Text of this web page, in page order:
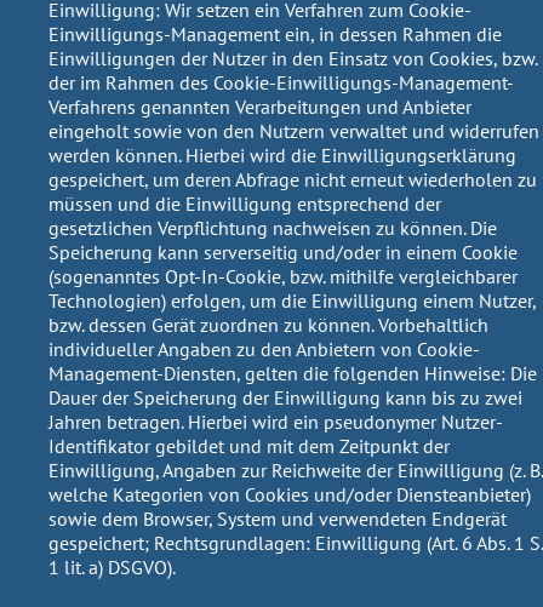
Einwilligung: Wir setzen ein Verfahren zum Cookie-
Einwilligungs-Management ein, in dessen Rahmen die
Einwilligungen der Nutzer in den Einsatz von Cookies, bzw.
der im Rahmen des Cookie-Einwilligungs-Management-
Verfahrens genannten Verarbeitungen und Anbieter
eingeholt sowie von den Nutzern verwaltet und widerrufen
werden können. Hierbei wird die Einwilligungserklärung
gespeichert, um deren Abfrage nicht erneut wiederholen zu
müssen und die Einwilligung entsprechend der
gesetzlichen Verpflichtung nachweisen zu können. Die
Speicherung kann serverseitig und/oder in einem Cookie
(sogenanntes Opt-In-Cookie, bzw. mithilfe vergleichbarer
Technologien) erfolgen, um die Einwilligung einem Nutzer,
bzw. dessen Gerät zuordnen zu können. Vorbehaltlich
individueller Angaben zu den Anbietern von Cookie-
Management-Diensten, gelten die folgenden Hinweise: Die
Dauer der Speicherung der Einwilligung kann bis zu zwei
Jahren betragen. Hierbei wird ein pseudonymer Nutzer-
Identifikator gebildet und mit dem Zeitpunkt der
Einwilligung, Angaben zur Reichweite der Einwilligung (z. B.
welche Kategorien von Cookies und/oder Diensteanbieter)
sowie dem Browser, System und verwendeten Endgerät
gespeichert; Rechtsgrundlagen: Einwilligung (Art. 6 Abs. 1 S.
1 lit. a) DSGVO).